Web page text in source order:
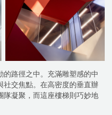
路徑之中。充滿雕塑感的中
社交焦點。在高密度的垂直辦
隊凝聚，而這座樓梯則巧妙地